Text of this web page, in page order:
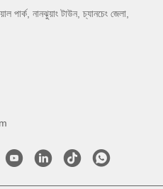
পার্ক, নানঝুয়াং টাউন, চ্যানচেং জেলা,